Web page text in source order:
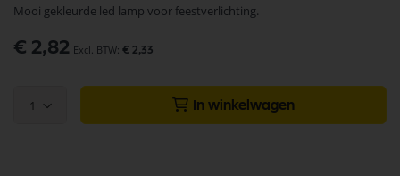
Mooi gekleurde led lamp voor feestverlichting.
€ 2,82 € 2,33
1 In winkelwagen
de
gallerij